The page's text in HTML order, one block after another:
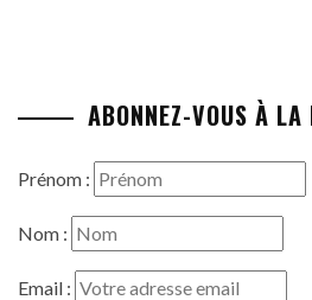
ABONNEZ-VOUS À LA
Prénom :
Nom :
Email :